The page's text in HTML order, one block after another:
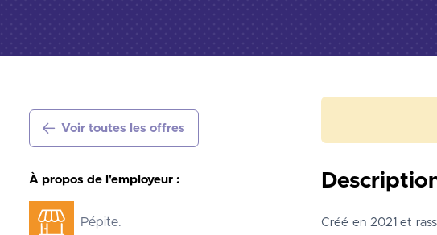
Voir toutes les offres
À propos de l'employeur :
Pépite.
Créé en 2021 et